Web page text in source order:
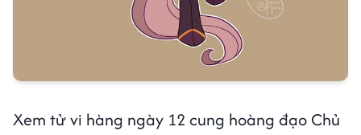
Xem tử vi hàng ngày 12 cung hoàng đạo Chủ